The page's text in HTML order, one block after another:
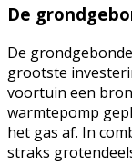
De
De
grootste
voortuin een
warmtepomp
het gas af. In
straks